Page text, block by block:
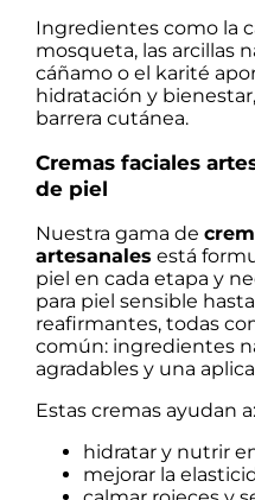
Ingredientes como la
mosqueta, las arcillas
cáñamo o el karité
hidratación y
barrera cutánea.
Cremas faciales
de piel
Nuestra gama de
artesanales está
piel en cada etapa y
para piel sensible
reafirmantes, todas
común: ingredientes
agradables y una
Estas cremas ayudan a:
hidratar y nutrir
mejorar la